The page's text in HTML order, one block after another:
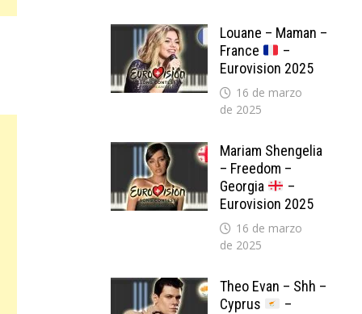
Louane – Maman –
France
–
Eurovision 2025
16 de marzo
de 2025
Mariam Shengelia
– Freedom –
Georgia
–
Eurovision 2025
16 de marzo
de 2025
Theo Evan – Shh –
Cyprus
–